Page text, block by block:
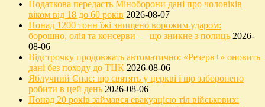
Податкова передасть Міноборони дані про чоловіків
віком від 18 до 60 років 2026-08-07
Понад 1200 тонн їжі знищено ворожим ударом:
борошно, олія та консерви — що зникне з полиць 2026-
08-06
Відстрочку продовжать автоматично: «Резерв+» оновить
дані без походу до ТЦК 2026-08-06
Яблучний Спас: що святять у церкві і що заборонено
робити в цей день 2026-08-06
Понад 20 років займався евакуацією тіл військових: